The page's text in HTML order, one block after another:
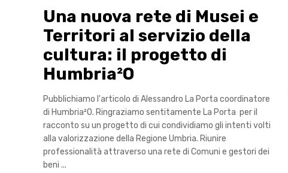
Una nuova rete di Musei e
Territori al servizio della
cultura: il progetto di
Humbria²O
Pubblichiamo l'articolo di Alessandro La Porta coordinatore
di Humbria²O. Ringraziamo sentitamente La Porta per il
racconto su un progetto di cui condividiamo gli intenti volti
alla valorizzazione della Regione Umbria. Riunire
professionalità attraverso una rete di Comuni e gestori dei
beni